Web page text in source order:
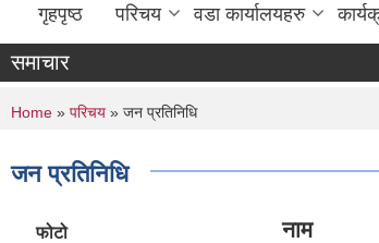
गृहपृष्ठ परिचय वडा कार्यालयहरु
समाचार
You are here
Home » परिचय » जन प्रतिनिधि
जन प्रतिनिधि
फोटो नाम